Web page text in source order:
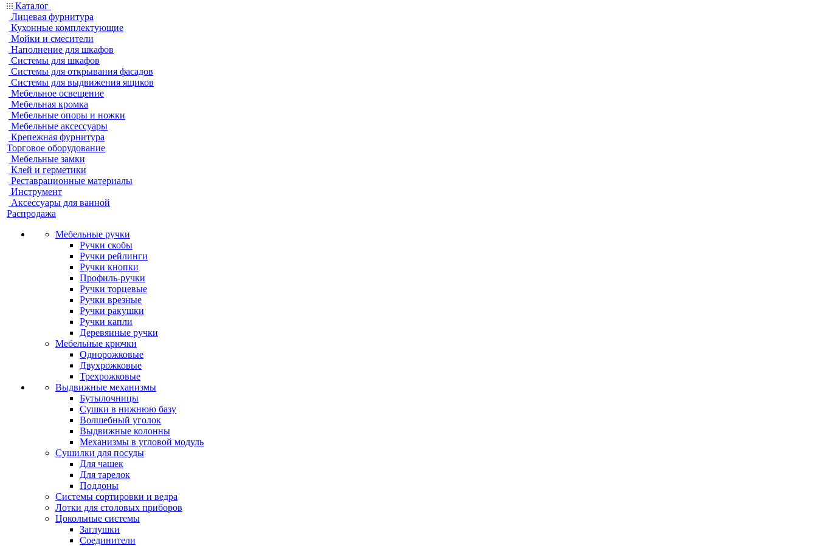
Каталог
Лицевая фурнитура
Кухонные комплектующие
Мойки и смесители
Наполнение для шкафов
Системы для шкафов
Системы для открывания фасадов
Системы для выдвижения ящиков
Мебельное освещение
Мебельная кромка
Мебельные опоры и ножки
Мебельные аксессуары
Крепежная фурнитура
Торговое оборудование
Мебельные замки
Клей и герметики
Реставрационные материалы
Инструмент
Аксессуары для ванной
Распродажа
Мебельные ручки
Ручки скобы
Ручки рейлинги
Ручки кнопки
Профиль-ручки
Ручки торцевые
Ручки врезные
Ручки ракушки
Ручки капли
Деревянные ручки
Мебельные крючки
Однорожковые
Двухрожковые
Трехрожковые
Выдвижные механизмы
Бутылочницы
Сушки в нижнюю базу
Волшебный уголок
Выдвижные колонны
Механизмы в угловой модуль
Сушилки для посуды
Для чашек
Для тарелок
Поддоны
Системы сортировки и ведра
Лотки для столовых приборов
Цокольные системы
Заглушки
Соединители